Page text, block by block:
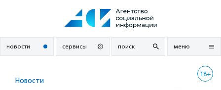
новости сервисы поиск меню
18+
Новости